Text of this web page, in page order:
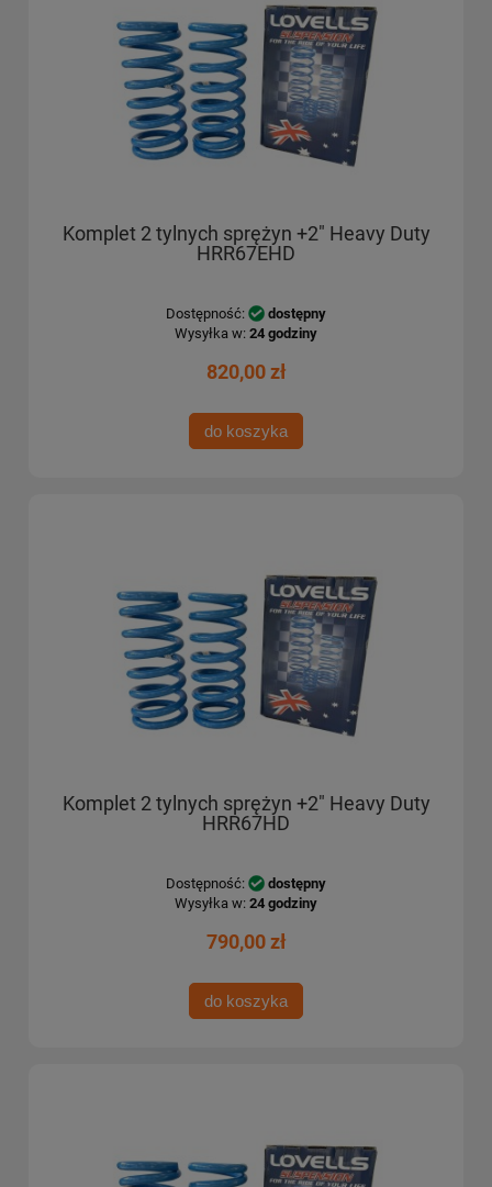
Komplet 2 tylnych sprężyn +2" Heavy Duty
HRR67EHD
Dostępność:
dostępny
Wysyłka w: 24 godziny
820,00 zł
do koszyka
Komplet 2 tylnych sprężyn +2" Heavy Duty
HRR67HD
Dostępność:
dostępny
Wysyłka w: 24 godziny
790,00 zł
do koszyka